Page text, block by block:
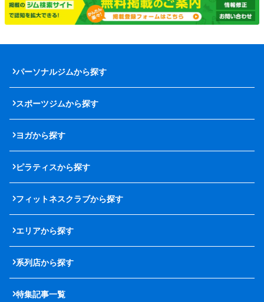
パーソナルジムから探す
スポーツジムから探す
ヨガから探す
ピラティスから探す
フィットネスクラブから探す
エリアから探す
系列店から探す
特集記事一覧